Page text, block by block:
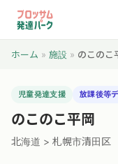
ホーム » 施設 » のこのこ
児童発達支援 放課後等
のこのこ平岡
北海道 > 札幌市清田区